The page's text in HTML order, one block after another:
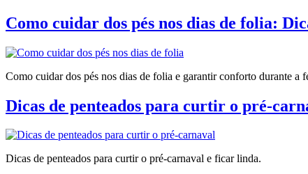
Como cuidar dos pés nos dias de folia:
Como cuidar dos pés nos dias de folia e garantir conforto durante a
Dicas de penteados para curtir o pré-
Dicas de penteados para curtir o pré-carnaval e ficar linda.